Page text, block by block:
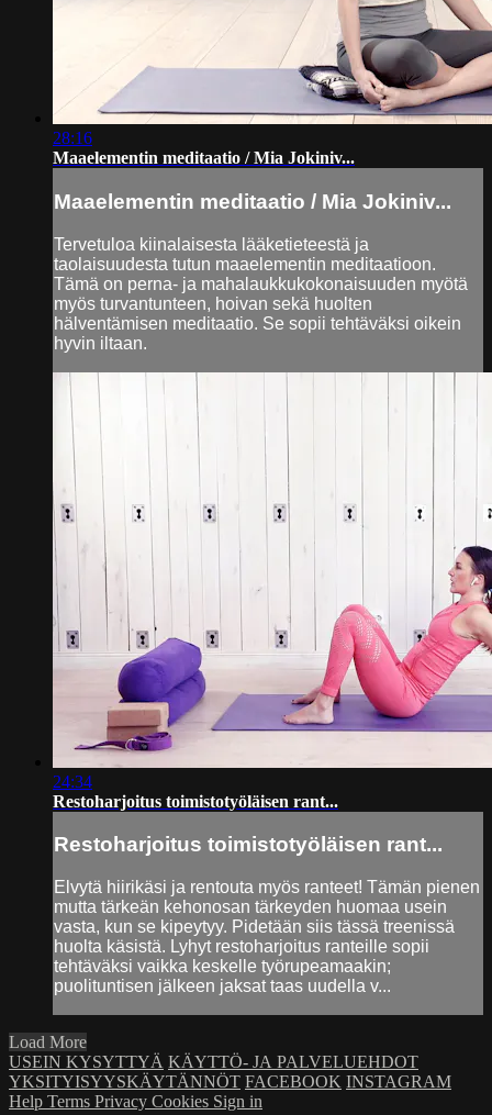
28:16
Maaelementin meditaatio / Mia Jokiniv...
Maaelementin meditaatio / Mia Jokiniv...
Tervetuloa kiinalaisesta lääketieteestä ja
taolaisuudesta tutun maaelementin meditaatioon.
Tämä on perna- ja mahalaukkukokonaisuuden myötä
myös turvantunteen, hoivan sekä huolten
hälventämisen meditaatio. Se sopii tehtäväksi oikein
hyvin iltaan.
24:34
Restoharjoitus toimistotyöläisen rant...
Restoharjoitus toimistotyöläisen rant...
Elvytä hiirikäsi ja rentouta myös ranteet! Tämän pienen
mutta tärkeän kehonosan tärkeyden huomaa usein
vasta, kun se kipeytyy. Pidetään siis tässä treenissä
huolta käsistä. Lyhyt restoharjoitus ranteille sopii
tehtäväksi vaikka keskelle työrupeamaakin;
puolituntisen jälkeen jaksat taas uudella v...
Load More
USEIN KYSYTTYÄ KÄYTTÖ- JA PALVELUEHDOT
YKSITYISYYSKÄYTÄNNÖT FACEBOOK INSTAGRAM
Help Terms Privacy Cookies Sign in